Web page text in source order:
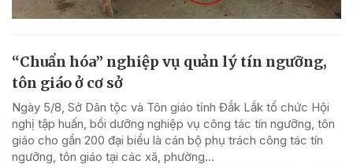
“Chuẩn hóa” nghiệp vụ quản lý tín ngưỡng,
tôn giáo ở cơ sở
Ngày 5/8, Sở Dân tộc và Tôn giáo tỉnh Đắk Lắk tổ chức Hội
nghị tập huấn, bồi dưỡng nghiệp vụ công tác tín ngưỡng, tôn
giáo cho gần 200 đại biểu là cán bộ phụ trách công tác tín
ngưỡng, tôn giáo tại các xã, phường...